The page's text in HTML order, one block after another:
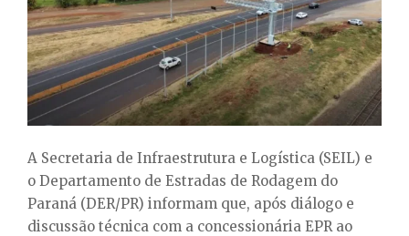
N
U
A Secretaria de Infraestrutura e Logística (SEIL) e
o Departamento de Estradas de Rodagem do
Paraná (DER/PR) informam que, após diálogo e
discussão técnica com a concessionária EPR ao